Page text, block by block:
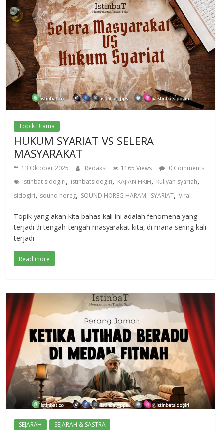
Topik Utama
HUKUM SYARIAT VS SELERA
MASYARAKAT
13 Oktober 2025 Redaksi 1165 Views
0 Comments
istinbat sidogiri, istinbatsidogiri, KAJIAN FIKIH, kuliyah syariah,
sidogiri, sound horeg, SOUND HOREG HARAM, SYARIAT,Viral
Topik yang akan kita bahas kali ini adalah fenomena yang
terjadi di tengah-tengah masyarakat kita, di mana sering kali
terjadi
Read more
SEJARAH SEJARAH & SASTRA